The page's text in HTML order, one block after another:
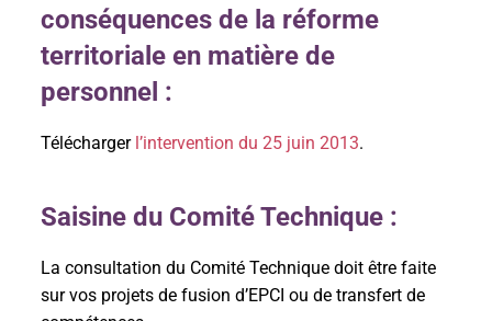
conséquences de la réforme
territoriale en matière de
personnel :
Télécharger l’intervention du 25 juin 2013.
Saisine du Comité Technique :
La consultation du Comité Technique doit être faite
sur vos projets de fusion d’EPCI ou de transfert de